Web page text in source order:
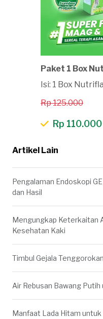
Paket 1 Box
Isi: 1 Box
Rp 125.000
Rp 110.000
Artikel Lain
Pengalaman Endoskopi
dan Hasil
Mengungkap Keterkaitan
Kesehatan Kaki
Timbul Gejala
Air Rebusan Bawang
Manfaat Lada Hitam